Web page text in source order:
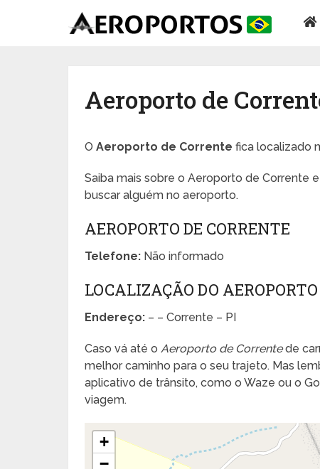
Aeroporto de
OAeroporto de Corrente fica localizado
Saiba mais sobre o Aeroporto de Corrente
buscar alguém no aeroporto.
AEROPORTO DE CORRENTE
Telefone: Não informado
LOCALIZAÇÃO DO
Endereço: – – Corrente – PI
Caso vá até o Aeroporto de Correntede
melhor caminho para o seu trajeto. Mas
aplicativo de trânsito, como o Waze ou o
viagem.
+
−